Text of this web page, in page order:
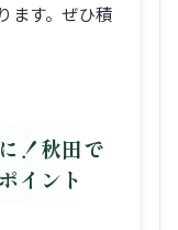
ます。ぜひ積
！秋田で
イント